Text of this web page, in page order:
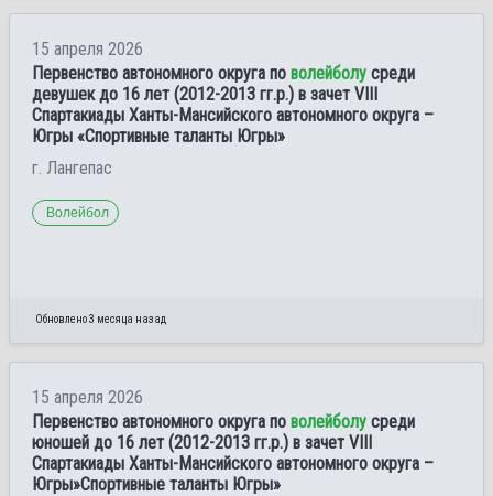
15 апреля 2026
Первенство автономного округа по волейболу среди
девушек до 16 лет (2012-2013 гг.р.) в зачет VIII
Спартакиады Ханты-Мансийского автономного округа –
Югры «Спортивные таланты Югры»
г. Лангепас
Волейбол
Обновлено 3 месяца назад
15 апреля 2026
Первенство автономного округа по волейболу среди
юношей до 16 лет (2012-2013 гг.р.) в зачет VIII
Спартакиады Ханты-Мансийского автономного округа –
Югры»Спортивные таланты Югры»